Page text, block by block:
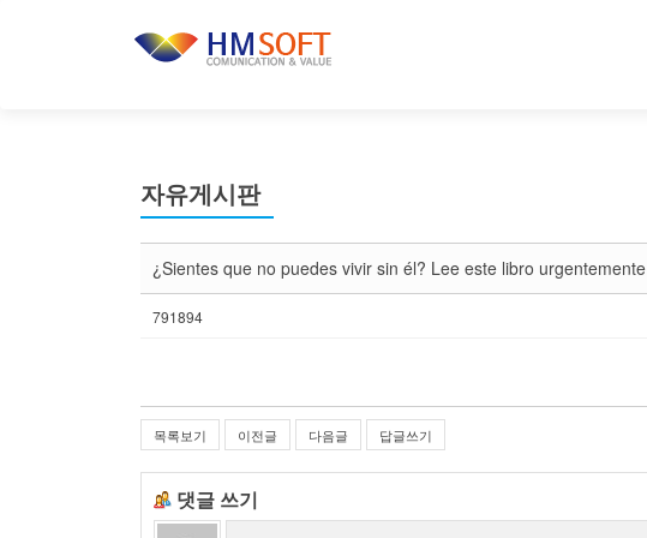
자유게시판
¿Sientes que no puedes vivir sin él? Lee este libro urgentemente
791894
목록보기 이전글 다음글 답글쓰기
댓글 쓰기